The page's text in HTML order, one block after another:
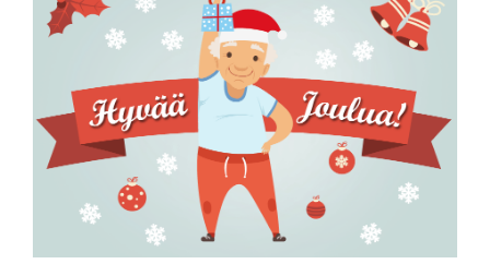
kuvaa
isompana